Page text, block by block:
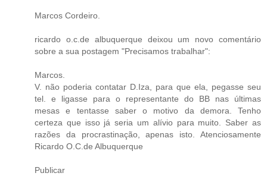
Marcos Cordeiro.
ricardo o.c.de albuquerque deixou um novo comentário
sobre a sua postagem "Precisamos trabalhar":
Marcos.
V. não poderia contatar D.Iza, para que ela, pegasse seu
tel. e ligasse para o representante do BB nas últimas
mesas e tentasse saber o motivo da demora. Tenho
certeza que isso já seria um alívio para muito. Saber as
razões da procrastinação, apenas isto. Atenciosamente
Ricardo O.C.de Albuquerque
Publicar